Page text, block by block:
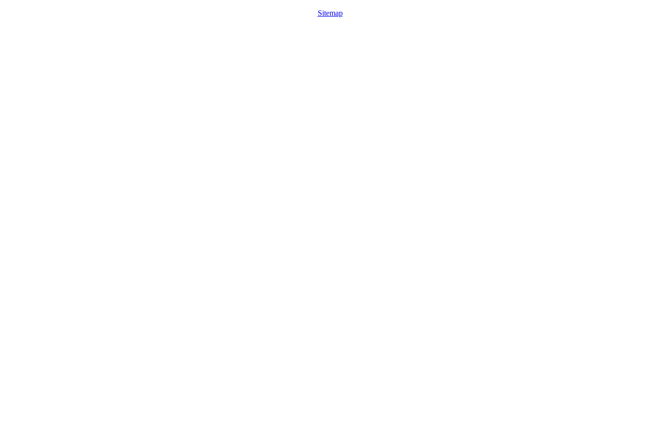
Sitemap